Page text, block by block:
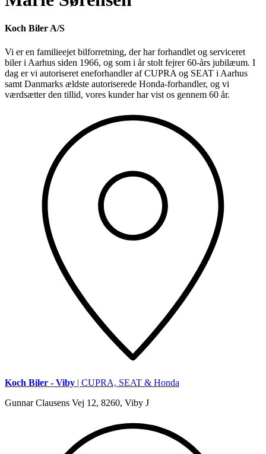
Koch Biler A/S
Vi er en familieejet bilforretning, der har forhandlet og serviceret
biler i Aarhus siden 1966, og som i år stolt fejrer 60-års jubilæum. I
dag er vi autoriseret eneforhandler af CUPRA og SEAT i Aarhus
samt Danmarks ældste autoriserede Honda-forhandler, og vi
værdsætter den tillid, vores kunder har vist os gennem 60 år.
Koch Biler - Viby | CUPRA, SEAT & Honda
Gunnar Clausens Vej 12, 8260, Viby J